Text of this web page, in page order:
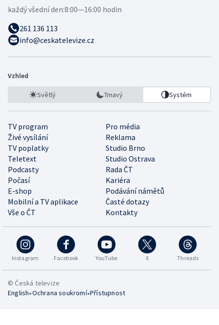
každý všední den:8:00—16:00 hodin
261 136 113
info@ceskatelevize.cz
Vzhled
Světlý Tmavý Systém
TV program
Pro média
Živé vysílání
Reklama
TV poplatky
Studio Brno
Teletext
Studio Ostrava
Podcasty
Rada ČT
Počasí
Kariéra
E-shop
Podávání námětů
Mobilní a TV aplikace
Časté dotazy
Vše o ČT
Kontakty
Instagram Facebook YouTube X Threads
© Česká televize
English•Ochrana soukromí•Přístupnost